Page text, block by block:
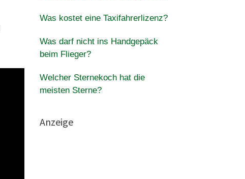
Was kostet eine Taxifahrerlizenz?
Was darf nicht ins Handgepäck
beim Flieger?
Welcher Sternekoch hat die
meisten Sterne?
Anzeige